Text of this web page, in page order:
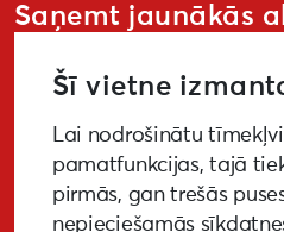
Saņemt jaunākās
Šī vietne
Lai nodrošinātu
pamatfunkcijas, tajā
pirmās, gan trešās
nepieciešamās